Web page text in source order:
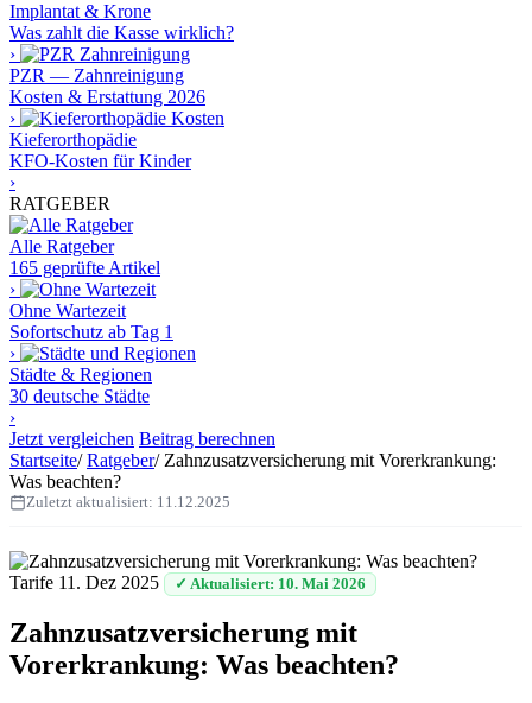
Implantat & Krone
Was zahlt die Kasse wirklich?
›
PZR — Zahnreinigung
Kosten & Erstattung 2026
›
Kieferorthopädie
KFO-Kosten für Kinder
›
RATGEBER
Alle Ratgeber
165 geprüfte Artikel
›
Ohne Wartezeit
Sofortschutz ab Tag 1
›
Städte & Regionen
30 deutsche Städte
›
Jetzt vergleichen Beitrag berechnen
Startseite/ Ratgeber/ Zahnzusatzversicherung mit Vorerkrankung:
Was beachten?
Zuletzt aktualisiert: 11.12.2025
Tarife 11. Dez 2025 ✓ Aktualisiert: 10. Mai 2026
Zahnzusatzversicherung mit
Vorerkrankung: Was beachten?